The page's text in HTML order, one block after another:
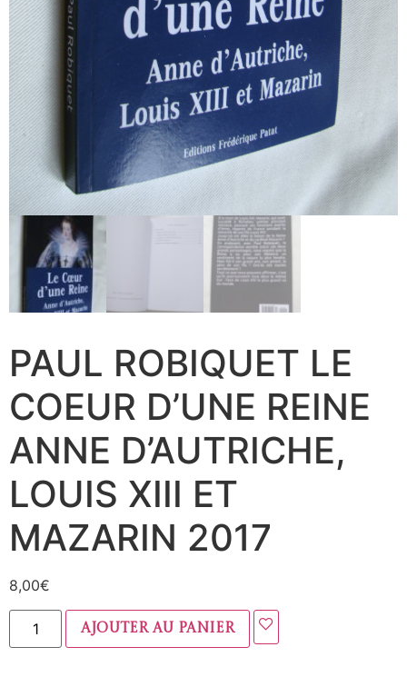
PAUL ROBIQUET LE
COEUR D’UNE REINE
ANNE D’AUTRICHE,
LOUIS XIII ET
MAZARIN 2017
8,00€
Ajouter au panier